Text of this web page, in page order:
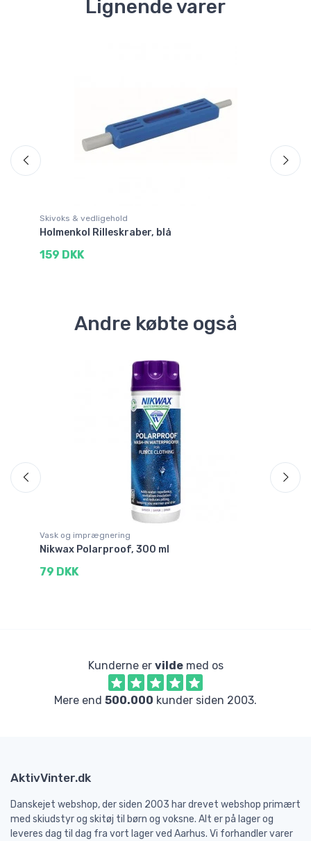
Lignende varer
Skivoks & vedligehold
Holmenkol Rilleskraber, blå
159 DKK
Andre købte også
Vask og imprægnering
Nikwax Polarproof, 300 ml
79 DKK
Kunderne er vildemed os
Mere end 500.000 kunder siden 2003.
AktivVinter.dk
Danskejet webshop, der siden 2003 har drevet webshop primært
med skiudstyr og skitøj til børn og voksne. Alt er på lager og
leveres dag til dag fra vort lager ved Aarhus. Vi forhandler varer